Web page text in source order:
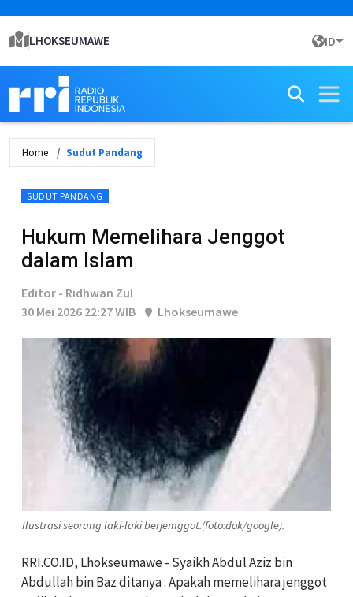
LHOKSEUMAWE ID
Home Sudut Pandang
SUDUT PANDANG
Hukum Memelihara Jenggot
dalam Islam
Editor - Ridhwan Zul
30 Mei 2026 22:27 WIB
Lhokseumawe
Ilustrasi seorang laki-laki berjemggot.(foto:dok/google).
RRI.CO.ID, Lhokseumawe - Syaikh Abdul Aziz bin
Abdullah bin Baz ditanya : Apakah memelihara jenggot